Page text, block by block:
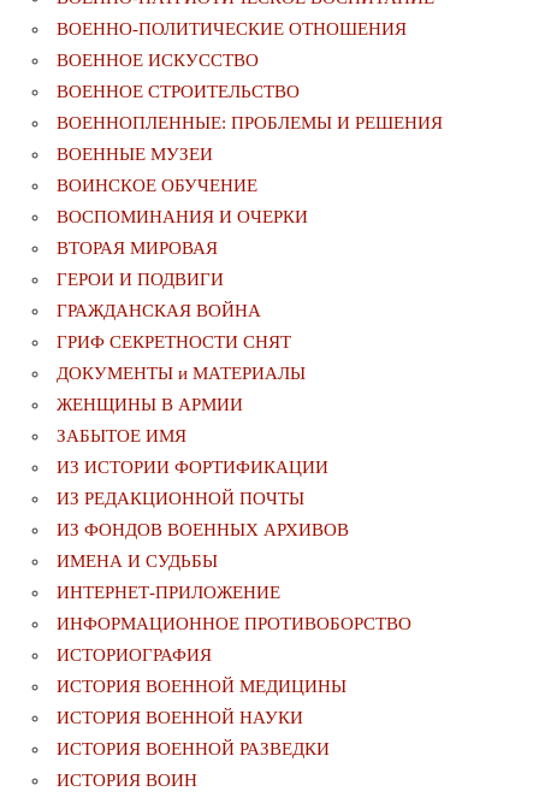
ВОЕННО-ПОЛИТИЧЕСКИE ОТНОШЕНИЯ
ВОЕННОЕ ИСКУССТВО
ВОЕННОЕ СТРОИТЕЛЬСТВО
ВОЕННОПЛЕННЫЕ: ПРОБЛЕМЫ И РЕШЕНИЯ
ВОЕННЫЕ МУЗЕИ
ВОИНСКОЕ ОБУЧЕНИЕ
ВОСПОМИНАНИЯ И ОЧЕРКИ
ВТОРАЯ МИРОВАЯ
ГЕРОИ И ПОДВИГИ
ГРАЖДАНСКАЯ ВОЙНА
ГРИФ СЕКРЕТНОСТИ СНЯТ
ДОКУМЕНТЫ и МАТЕРИАЛЫ
ЖЕНЩИНЫ В АРМИИ
ЗАБЫТОЕ ИМЯ
ИЗ ИСТОРИИ ФОРТИФИКАЦИИ
ИЗ РЕДАКЦИОННОЙ ПОЧТЫ
ИЗ ФОНДОВ ВОЕННЫХ АРХИВОВ
ИМЕНА И СУДЬБЫ
ИНТЕРНЕТ-ПРИЛОЖЕНИЕ
ИНФОРМАЦИОННОЕ ПРОТИВОБОРСТВО
ИСТОРИОГРАФИЯ
ИСТОРИЯ ВОЕННОЙ МЕДИЦИНЫ
ИСТОРИЯ ВОЕННОЙ НАУКИ
ИСТОРИЯ ВОЕННОЙ РАЗВЕДКИ
ИСТОРИЯ ВОИН